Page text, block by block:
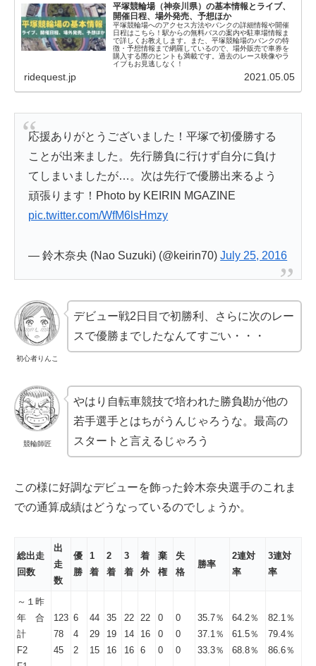
平塚競輪場（神奈川県）の基本情報とライブ、
開催日程、場外発売、予想ほか
平塚競輪場へのアクセス方法やバンクの詳細情報や開催
日程はこちら！駅からの無料バスの案内や駐車場情報ま
で詳しくお教えします。また、平塚競輪場のバンクの特
徴・予想情報まで網羅しているので、場外販売で車券を
購入する際のヒントも満載です。過去のレース映像やラ
イブもお見逃しなく！
ridequest.jp 2021.05.05
応援ありがとうございました！平塚で初優勝する
ことが出来ました。先行勝負に行けず自分に負け
てしまいましたが…。次は先行で優勝出来るよう
頑張ります！Photo by KEIRIN MGAZINE
pic.twitter.com/WfM6lsHmzy
— 鈴木奈央 (Nao Suzuki) (@keirin70)July 25, 2016
初心者りんこ
デビュー戦2日目で初勝利、さらに次のレー
スで優勝までしたなんてすごい・・・
競輪師匠
やはり自転車競技で培われた勝負勘が他の
若手選手とはちがうんじゃろうな。最高の
スタートと言えるじゃろう
この様に好調なデビューを飾った鈴木奈央選手のこれま
での通算成績はどうなっているのでしょうか。
総出走
回数
出
走
数
優
勝
1
着
2
着
3
着
着
外
棄
権
失
格
勝率
2連対
率
3連対
率
～１昨
年 合
計
F2
123
78
45
6
4
2
44
29
15
35
19
16
22
14
16
22
16
6
0
0
0
0
0
0
35.7％
37.1％
33.3％
64.2％
61.5％
68.8％
82.1％
79.4％
86.6％